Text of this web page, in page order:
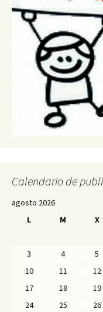
Calendario de
agosto 2026
L
M X
3
4 5
10
11 12
17
18 19
24
25 26